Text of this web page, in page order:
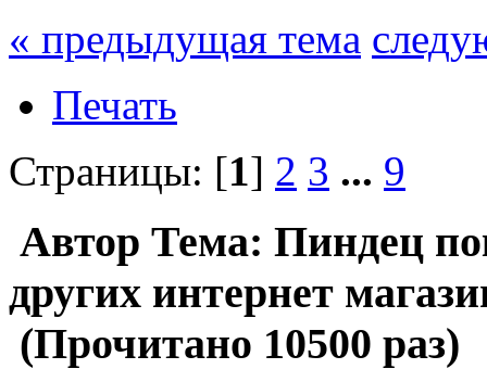
« предыдущая тема
Печать
Страницы: [1] 2 3 ... 9
Автор Тема: Пиндец
других интернет
(Прочитано 10500 раз)